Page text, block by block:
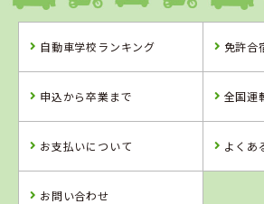
詳 細
習所
詳 細
予 約
車学校EAST（旧
車学校）
詳 細
自動車学校ランキング 免許合
申込から卒業まで 全国運
お支払いについて よくあ
お問い合わせ